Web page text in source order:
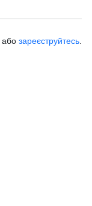
або зареєструйтесь